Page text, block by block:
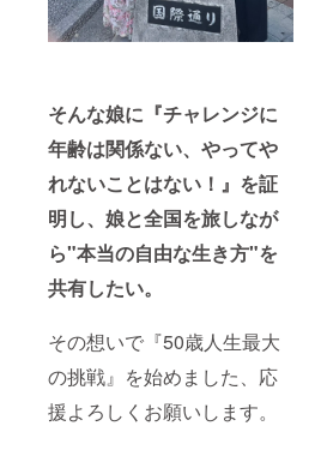
そんな娘に『チャレンジに
年齢は関係ない、やってや
れないことはない！』を証
明し、娘と全国を旅しなが
ら"本当の自由な生き方"を
共有したい。
その想いで『50歳人生最大
の挑戦』を始めました、応
援よろしくお願いします。